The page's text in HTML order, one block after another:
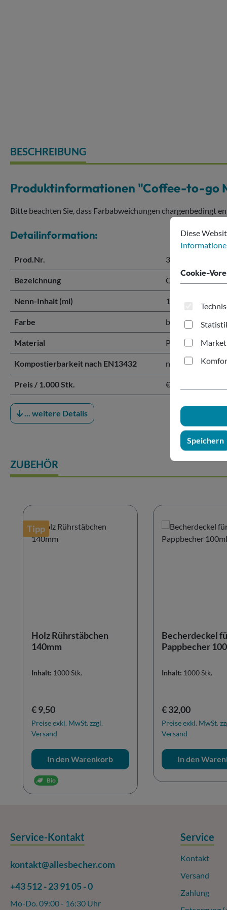
BESCHREIBUNG
Produktinformationen "Coffee-to-go
Bitte beachten Sie, dass Farbabweichungen chargenbedingt
Detailinformation:
Prod.Nr. 343967
Bezeichnung Coffee-to-go
Nenn-Inhalt (ml) 100 ml
Farbe braun
Material Polypropylen
Kompostierbarkeit nach EN13432 nicht
Preis / 1.000 Stk. € 1.160,00 / 1.000
... weitere Details
ZUBEHÖR
Tipp
Holz Rührstäbchen
140mm
Inhalt: 1000 Stk.
Regulärer Preis:
€ 9,50
Preise exkl. MwSt. zzgl.
Versand
In den Warenkorb
Bio
Becherdeckel
Pappbecher
Inhalt: 1000 Stk.
Regulärer Preis:
€ 32,00
Preise exkl. MwSt.
Versand
In den
Service-Kontakt
kontakt@allesbecher.com
+43 512 - 23 91 05 - 0
Mo-Do. 09:00 - 16:30 Uhr
Service
Kontakt
Versand
Zahlung
Cookie-
Diese Website
Diese
Informationen
Cookie-
Speichern